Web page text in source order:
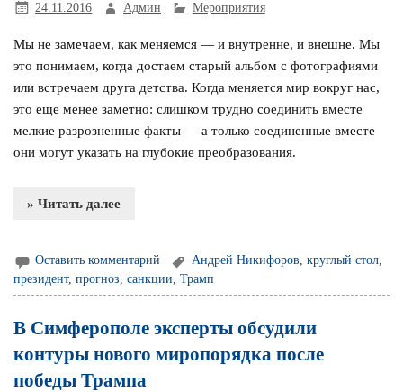
24.11.2016 Админ Мероприятия
Мы не замечаем, как меняемся — и внутренне, и внешне. Мы
это понимаем, когда достаем старый альбом с фотографиями
или встречаем друга детства. Когда меняется мир вокруг нас,
это еще менее заметно: слишком трудно соединить вместе
мелкие разрозненные факты — а только соединенные вместе
они могут указать на глубокие преобразования.
» Читать далее
Оставить комментарий Андрей Никифоров ,круглый стол
президент,прогноз ,санкции ,Трамп
В Симферополе эксперты обсудили
контуры нового миропорядка после
победы Трампа